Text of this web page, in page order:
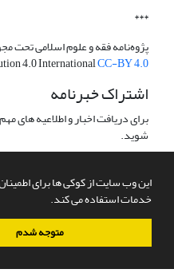
این وب سایت از کوکی ها برای اطمینان
خدمات استفاده می کند.
متوجه شدم
***
4.0 InternationalCC-BY 4.0
اشتراک خبرنامه
برای دریافت اخبار و اطلاعیه های
شوید.
سامانه مدیریت نشریات علمی.